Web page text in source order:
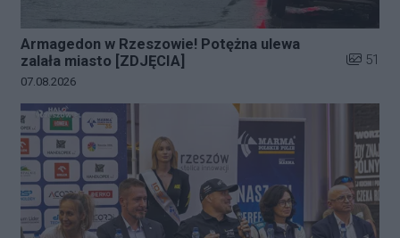
Armagedon w Rzeszowie! Potężna ulewa
zalała miasto [ZDJĘCIA]
Liczba
51
Data dodania galerii:
07.08.2026